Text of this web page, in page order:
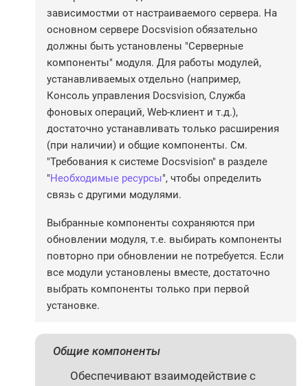
зависимостми от настраиваемого сервера. На
основном сервере Docsvision обязательно
должны быть установлены "Серверные
компоненты" модуля. Для работы модулей,
устанавливаемых отдельно (например,
Консоль управления Docsvision, Служба
фоновых операций, Web-клиент и т.д.),
достаточно устанавливать только расширения
(при наличии) и общие компоненты. См.
"Требования к системе Docsvision" в разделе
"Необходимые ресурсы", чтобы определить
связь с другими модулями.
Выбранные компоненты сохраняются при
обновлении модуля, т.е. выбирать компоненты
повторно при обновлении не потребуется. Если
все модули установлены вместе, достаточно
выбрать компоненты только при первой
установке.
Общие компоненты
Обеспечивают взаимодействие с